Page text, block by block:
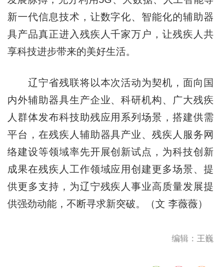
新一代信息技术，让数字化、智能化的辅助器
具产品真正进入残疾人千家万户，让残疾人共
享科技进步带来的美好生活。
辽宁省残联将以本次活动为契机，面向国
内外辅助器具生产企业、科研机构、广大残疾
人群体发布科技助残应用系列场景，搭建供需
平台，在残疾人辅助器具产业、残疾人服务网
络建设等领域率先开展创新试点，为科技创新
成果在残疾人工作领域应用创建更多场景、提
供更多支持，为辽宁残疾人事业高质量发展提
供强劲动能，不断寻求新突破。（文 李薇薇）
编辑：王巍